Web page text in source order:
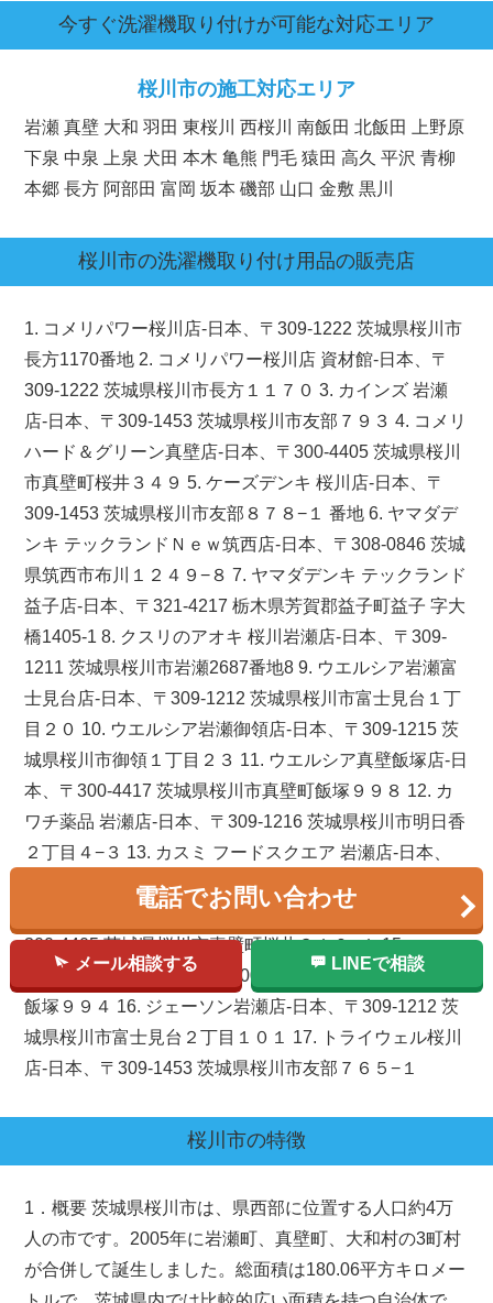
今すぐ洗濯機取り付けが可能な対応エリア
桜川市の施工対応エリア
岩瀬 真壁 大和 羽田 東桜川 西桜川 南飯田 北飯田 上野原
下泉 中泉 上泉 犬田 本木 亀熊 門毛 猿田 高久 平沢 青柳
本郷 長方 阿部田 富岡 坂本 磯部 山口 金敷 黒川
桜川市の洗濯機取り付け用品の販売店
1. コメリパワー桜川店-日本、〒309-1222 茨城県桜川市
長方1170番地 2. コメリパワー桜川店 資材館-日本、〒
309-1222 茨城県桜川市長方１１７０ 3. カインズ 岩瀬
店-日本、〒309-1453 茨城県桜川市友部７９３ 4. コメリ
ハード＆グリーン真壁店-日本、〒300-4405 茨城県桜川
市真壁町桜井３４９ 5. ケーズデンキ 桜川店-日本、〒
309-1453 茨城県桜川市友部８７８−１ 番地 6. ヤマダデ
ンキ テックランドＮｅｗ筑西店-日本、〒308-0846 茨城
県筑西市布川１２４９−８ 7. ヤマダデンキ テックランド
益子店-日本、〒321-4217 栃木県芳賀郡益子町益子 字大
橋1405-1 8. クスリのアオキ 桜川岩瀬店-日本、〒309-
1211 茨城県桜川市岩瀬2687番地8 9. ウエルシア岩瀬富
士見台店-日本、〒309-1212 茨城県桜川市富士見台１丁
目２０ 10. ウエルシア岩瀬御領店-日本、〒309-1215 茨
城県桜川市御領１丁目２３ 11. ウエルシア真壁飯塚店-日
本、〒300-4417 茨城県桜川市真壁町飯塚９９８ 12. カ
ワチ薬品 岩瀬店-日本、〒309-1216 茨城県桜川市明日香
２丁目４−３ 13. カスミ フードスクエア 岩瀬店-日本、
〒309-1215 茨城県桜川市御領１丁目５８−５８ カスミ
岩瀬店 1階 14. FOOD OFFストッカー 真壁店-日本、〒
300-4405 茨城県桜川市真壁町桜井３１０−１ 15.
TAIRAYA 真壁店-日本、〒300-4417 茨城県桜川市真壁町
飯塚９９４ 16. ジェーソン岩瀬店-日本、〒309-1212 茨
城県桜川市富士見台２丁目１０１ 17. トライウェル桜川
店-日本、〒309-1453 茨城県桜川市友部７６５−１
桜川市の特徴
1．概要 茨城県桜川市は、県西部に位置する人口約4万
人の市です。2005年に岩瀬町、真壁町、大和村の3町村
が合併して誕生しました。総面積は180.06平方キロメー
電話でお問い合わせ
メール相談する LINEで相談